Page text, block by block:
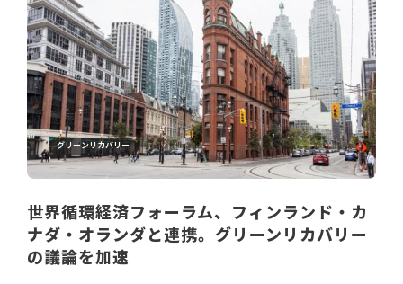
グリーンリカバリー
世界循環経済フォーラム、フィンランド・カ
ナダ・オランダと連携。グリーンリカバリー
の議論を加速